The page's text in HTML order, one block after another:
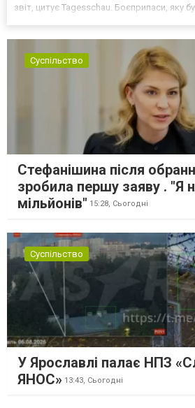
звіт, цитує Tagesschau. Боєприпаси, яку
Суспільство
Стефанішина після
зробила першу заяву . "Я
мільйонів" 15:28, Сьогодні
Суспільство
У Ярославлі палає НПЗ
ЯНОС» 13:43, Сьогодні